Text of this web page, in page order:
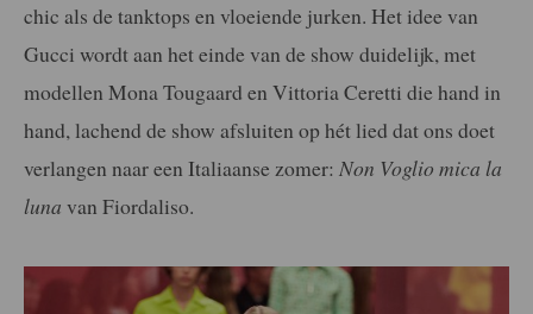
chic als de tanktops en vloeiende jurken. Het idee van
Gucci wordt aan het einde van de show duidelijk, met
modellen Mona Tougaard en Vittoria Ceretti die hand in
hand, lachend de show afsluiten op hét lied dat ons doet
verlangen naar een Italiaanse zomer: Non Voglio mica la
luna van Fiordaliso.